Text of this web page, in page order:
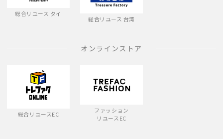
総合リユース タイ
総合リユース 台湾
オンラインストア
総合リユースEC
ファッション
リユースEC